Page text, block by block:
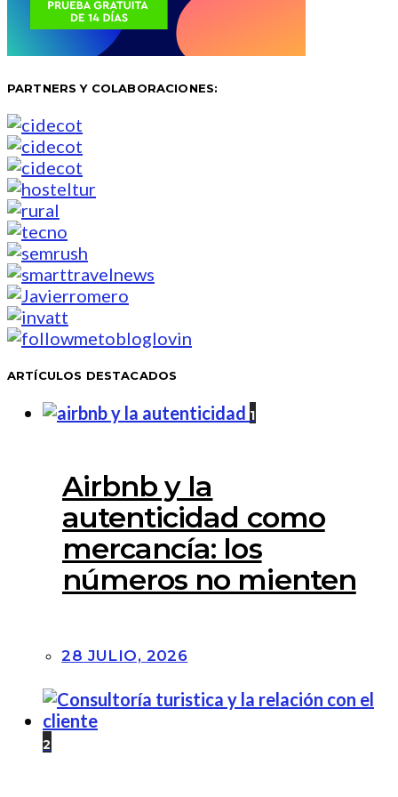
PARTNERS Y COLABORACIONES:
ARTÍCULOS DESTACADOS
1
Airbnb y la
autenticidad como
mercancía: los
números no mienten
28 JULIO, 2026
2